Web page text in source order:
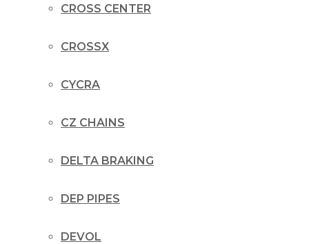
CROSS CENTER
CROSSX
CYCRA
CZ CHAINS
DELTA BRAKING
DEP PIPES
DEVOL